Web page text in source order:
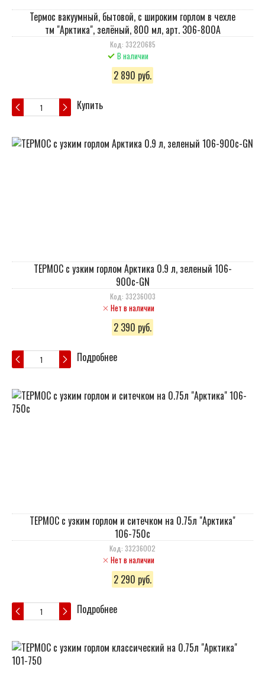
Термос вакуумный, бытовой, с широким горлом в чехле
тм "Арктика", зелёный, 800 мл, арт. 306-800А
Код: 33220685
В наличии
2 890 руб.
Купить
ТЕРМОС с узким горлом Арктика 0.9 л, зеленый 106-
900c-GN
Код: 33236003
Нет в наличии
2 390 руб.
Подробнее
ТЕРМОС с узким горлом и ситечком на 0.75л "Арктика"
106-750c
Код: 33236002
Нет в наличии
2 290 руб.
Подробнее